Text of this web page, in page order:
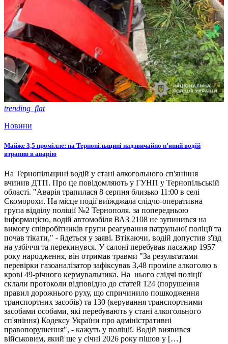
trending_flat
Новини
Майже 3,5 промілле: на Тернопільщині надзвичайно п’яний водій
втрапив в аварію
На Тернопільщині водій у стані алкогольного сп'яніння
вчинив ДТП. Про це повідомляють у ГУНП у Тернопільській
області. "Аварія трапилася 8 серпня близько 11:00 в селі
Скоморохи. На місце події виїжджала слідчо-оперативна
група відділу поліції №2 Тернополя. за попередньою
інформацією, водій автомобіля ВАЗ 2108 не зупинився на
вимогу співробітників групи реагування патрульної поліції та
почав тікати," - йдеться у заяві. Втікаючи, водій допустив з'їзд
на узбіччя та перекинувся. У салоні перебував пасажир 1957
року народження, він отримав травми "За результатами
перевірки газоаналізатор зафіксував 3,48 проміле алкоголю в
крові 49-річного кермувальника. На нього слідчі поліції
склали протоколи відповідно до статей 124 (порушення
правил дорожнього руху, що спричинило пошкодження
транспортних засобів) та 130 (керування транспортними
засобами особами, які перебувають у стані алкогольного
сп'яніння) Кодексу України про адміністративні
правопорушення", - кажуть у поліції. Водій виявився
військовим, який ще у січні 2026 року пішов у […]